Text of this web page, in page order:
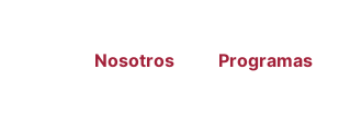
Nosotros Programas